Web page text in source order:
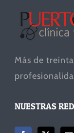
Más de
NUESTRAS